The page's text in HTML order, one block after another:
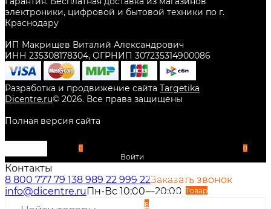
электроники, цифровой и бытовой техники по г.
Краснодару
ИП Макрищев Виталий Александрович
ИНН 235308178304, ОГРНИП 307235314900086
Разработка и продвижение сайта Targetika
Dicentre.ru© 2026. Все права защищены
Полная версия сайта
0
Войти
Избранное
Сравнение Товар
в
0
Контакты
8 800 777 79 138 989 22 999 22Заказать звонок
info@dicentre.ruПн-Вс 10:00—20:00